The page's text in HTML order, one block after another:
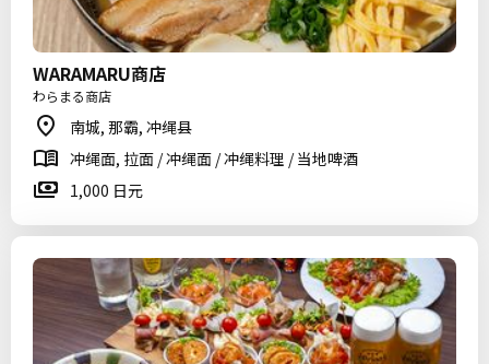
WARAMARU商店
わらまる商店
南城, 那霸, 冲绳县
冲绳面, 拉面 / 冲绳面 / 冲绳料理 / 当地啤酒
1,000 日元